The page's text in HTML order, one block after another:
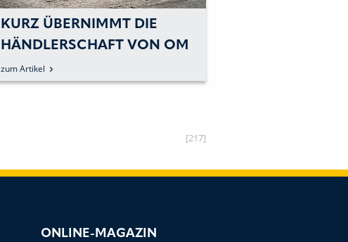
KURZ ÜBERNIMMT DIE
HÄNDLERSCHAFT VON OM
TRACK
zum Artikel
[217]
ONLINE-MAGAZIN